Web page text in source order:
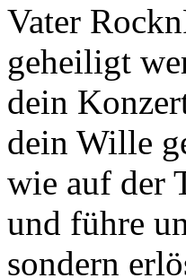
Vater
geheiligt
dein
dein Wille
wie auf der
und führe
sondern